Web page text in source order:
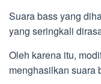
Suara bass yang
yang seringkali
Oleh karena itu,
menghasilkan suara